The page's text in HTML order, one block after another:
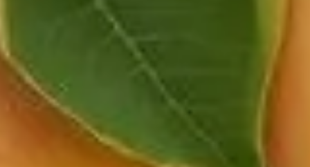
l'effet bénéfique des coquilles d'œufs.
ravageurs. En reflétant la lumière, les coquilles
La pratique de suspendre des coquilles est également
l'absence de preuves scientifiques tangibles attestant
qui peuvent rendre son déploiement insuffisant. En